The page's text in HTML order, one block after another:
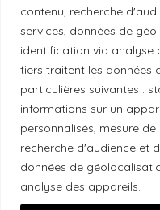
contenu, recherche
services, données de
identification via analyse
tiers traitent les données
particulières suivantes :
informations sur un
personnalisés, mesure
recherche d'audience et
données de
analyse des appareils.
Reconnaissance
Local Market, marque
Chats Gourmets Ltd.
installations, situées
Orléans), se trouvent
cédé du peuple
reconnaissons et